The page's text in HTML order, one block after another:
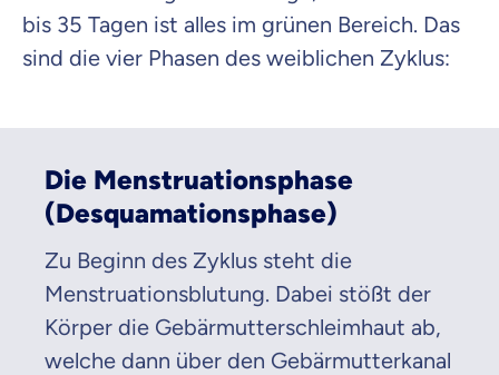
bis 35 Tagen ist alles im grünen Bereich. Das
sind die vier Phasen des weiblichen Zyklus:
Die Menstruationsphase
(Desquamationsphase)
Zu Beginn des Zyklus steht die
Menstruationsblutung. Dabei stößt der
Körper die Gebärmutterschleimhaut ab,
welche dann über den Gebärmutterkanal